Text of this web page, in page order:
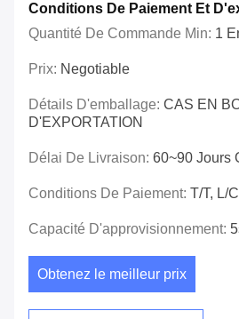
Conditions De Paiement Et
Quantité De Commande Min: 1
Prix: Negotiable
Détails D'emballage: CAS EN
D'EXPORTATION
Délai De Livraison: 60~90 Jours
Conditions De Paiement: T/T, L/C
Capacité D'approvisionnement:
Obtenez le meilleur prix